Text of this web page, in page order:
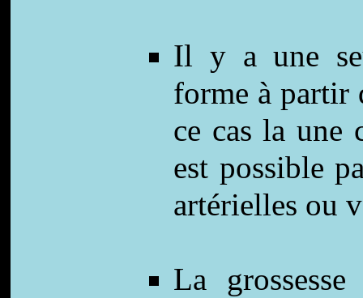
Il y a une
forme à partir
ce cas la une
est possible
artérielles ou
La